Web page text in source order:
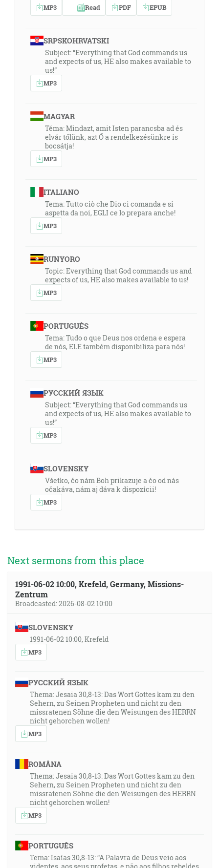
MP3 Read PDF EPUB
SRPSKOHRVATSKI
Subject: “Everything that God commands us
and expects of us, HE also makes available to
us!”
MP3
MAGYAR
Téma: Mindazt, amit Isten parancsba ad és
elvár tőlünk, azt Ő a rendelkezésünkre is
bocsátja!
MP3
ITALIANO
Tema: Tutto ciò che Dio ci comanda e si
aspetta da noi, EGLI ce lo prepara anche!
MP3
RUNYORO
Topic: Everything that God commands us and
expects of us, HE also makes available to us!
MP3
PORTUGUÊS
Tema: Tudo o que Deus nos ordena e espera
de nós, ELE também disponibiliza para nós!
MP3
РУССКИЙ ЯЗЫК
Subject: “Everything that God commands us
and expects of us, HE also makes available to
us!”
MP3
SLOVENSKY
Všetko, čo nám Boh prikazuje a čo od nás
očakáva, nám aj dáva k dispozícii!
MP3
Next sermons from this place
1991-06-02 10:00, Krefeld, Germany, Missions-
Zentrum
Broadcasted: 2026-08-02 10:00
SLOVENSKY
1991-06-02 10:00, Krefeld
MP3
РУССКИЙ ЯЗЫК
Thema: Jesaia 30,8-13: Das Wort Gottes kam zu den
Sehern, zu Seinen Propheten und nicht zu den
missratenen Söhne die den Weisungen des HERRN
nicht gehorchen wollen!
MP3
ROMÂNA
Thema: Jesaia 30,8-13: Das Wort Gottes kam zu den
Sehern, zu Seinen Propheten und nicht zu den
missratenen Söhne die den Weisungen des HERRN
nicht gehorchen wollen!
MP3
PORTUGUÊS
Tema: Isaías 30,8-13: “A Palavra de Deus veio aos